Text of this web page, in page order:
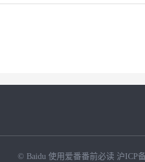
© Baidu 使用爱番番前必读 沪ICP